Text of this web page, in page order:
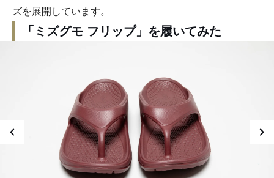
ズを展開しています。
「ミズグモ フリップ」を履いてみた